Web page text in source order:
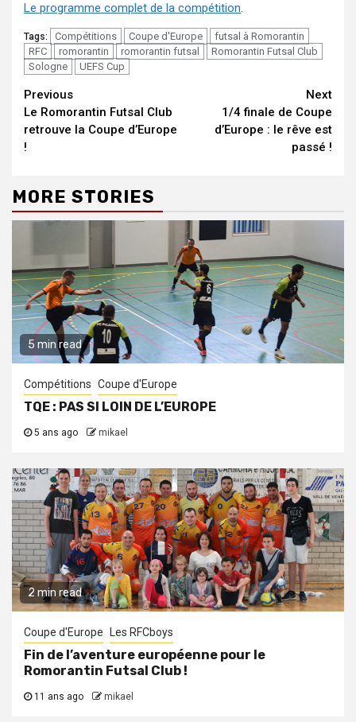
Le programme complet de la compétition.
Tags: Compétitions Coupe d'Europe
futsal à Romorantin
RFC
romorantin romorantin futsal
Romorantin Futsal Club
Sologne
UEFS Cup
Continue
Reading
Previous
Le Romorantin Futsal Club
retrouve la Coupe d’Europe
!
Next
1/4 finale de Coupe
d’Europe : le rêve est
passé !
MORE STORIES
5 min read
Compétitions Coupe d'Europe
TQE : PAS SI LOIN DE L’EUROPE
5 ans ago mikael
2 min read
Coupe d'Europe Les RFCboys
Fin de l’aventure européenne pour le
Romorantin Futsal Club !
11 ans ago mikael